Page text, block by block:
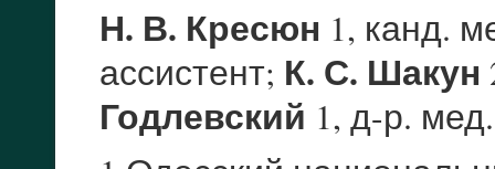
Н. В. Кресюн 1, канд.
ассистент; К. С. Шакун
Годлевский 1, д-р.